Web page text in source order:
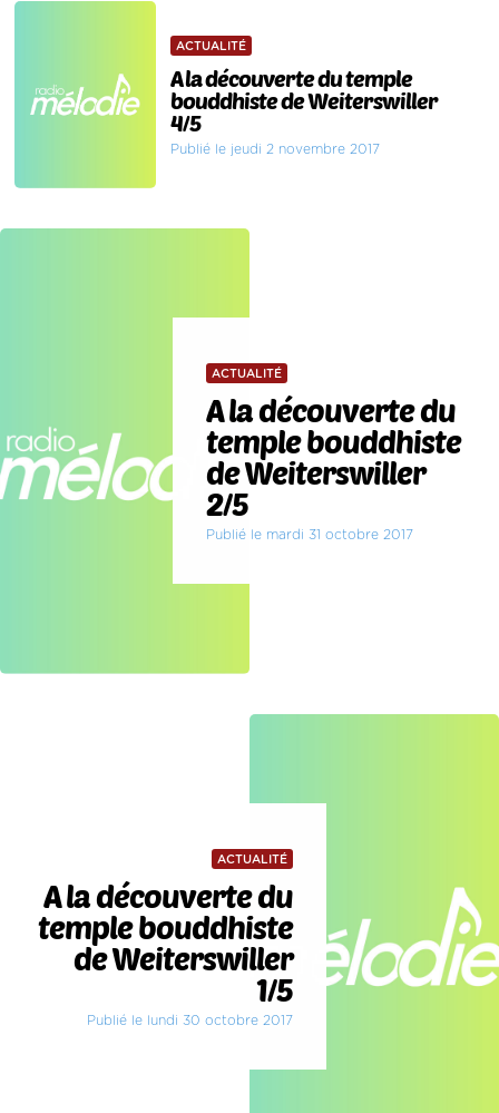
ACTUALITÉ
A la découverte du temple
bouddhiste de Weiterswiller
4/5
Publié le jeudi 2 novembre 2017
ACTUALITÉ
A la découverte du
temple bouddhiste
de Weiterswiller
2/5
Publié le mardi 31 octobre 2017
ACTUALITÉ
A la découverte du
temple bouddhiste
de Weiterswiller
1/5
Publié le lundi 30 octobre 2017